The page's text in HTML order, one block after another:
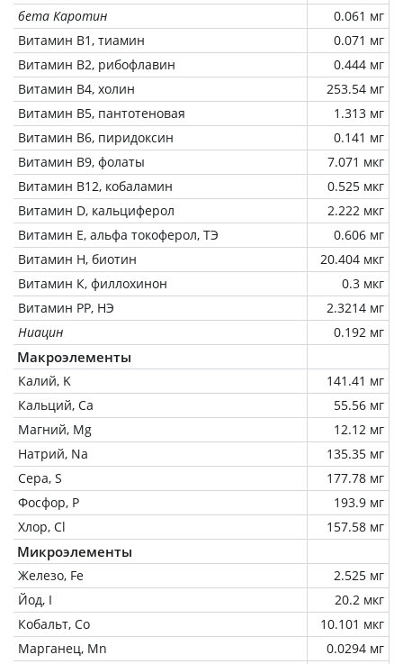
бета Каротин
0.061 мг
Витамин В1, тиамин
0.071 мг
Витамин В2, рибофлавин
0.444 мг
Витамин В4, холин
253.54 мг
Витамин В5, пантотеновая
1.313 мг
Витамин В6, пиридоксин
0.141 мг
Витамин В9, фолаты
7.071 мкг
Витамин В12, кобаламин
0.525 мкг
Витамин D, кальциферол
2.222 мкг
Витамин Е, альфа токоферол, ТЭ
0.606 мг
Витамин Н, биотин
20.404 мкг
Витамин К, филлохинон
0.3 мкг
Витамин РР, НЭ
2.3214 мг
Ниацин
0.192 мг
Макроэлементы
Калий, K
141.41 мг
Кальций, Ca
55.56 мг
Магний, Mg
12.12 мг
Натрий, Na
135.35 мг
Сера, S
177.78 мг
Фосфор, P
193.9 мг
Хлор, Cl
157.58 мг
Микроэлементы
Железо, Fe
2.525 мг
Йод, I
20.2 мкг
Кобальт, Co
10.101 мкг
Марганец, Mn
0.0294 мг